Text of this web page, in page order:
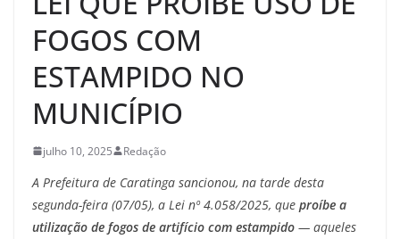
FOGOS COM
ESTAMPIDO NO
MUNICÍPIO
julho 10, 2025 Redação
A Prefeitura de Caratinga sancionou, na tarde desta
segunda-feira (07/05), a Lei nº 4.058/2025, que proíbe a
utilização de fogos de artifício com estampido — aqueles